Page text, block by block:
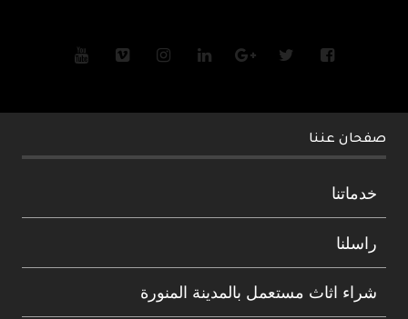
صفحان عننا
خدماتنا
راسلنا
شراء اثاث مستعمل بالمدينة المنورة